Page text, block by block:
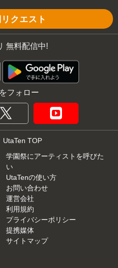
クエスト
無料配信中!
フォロー
UtaTen TOP
学園祭にアーティストを呼びた
い
UtaTenの使い方
お問い合わせ
運営会社
利用規約
プライバシーポリシー
提携媒体
サイトマップ